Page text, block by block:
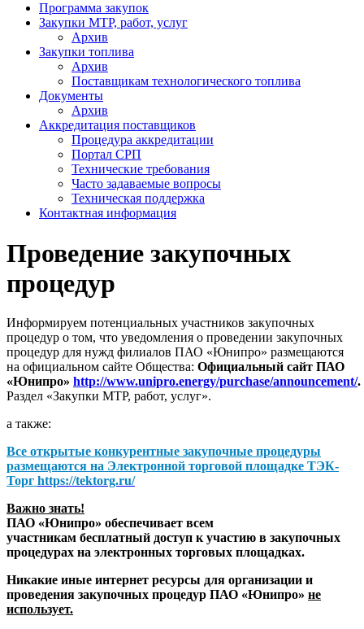
Программа закупок
Закупки МТР, работ, услуг
Архив
Закупки топлива
Архив
Поставщикам технологического топлива
Документы
Архив
Аккредитация поставщиков
Процедура аккредитации
Портал СРП
Технические требования
Часто задаваемые вопросы
Техническая поддержка
Контактная информация
Проведение закупочных
процедур
Информируем потенциальных участников закупочных
процедур о том, что уведомления о проведении закупочных
процедур для нужд филиалов ПАО «Юнипро» размещаются
на официальном сайте Общества: Официальный сайт ПАО
«Юнипро» http://www.unipro.energy/purchase/announcement/.
Раздел «Закупки МТР, работ, услуг».
а также:
Все открытые конкурентные закупочные процедуры
размещаются на Электронной торговой площадке ТЭК-
Торг https://tektorg.ru/
Важно знать!
ПАО «Юнипро» обеспечивает всем
участникам бесплатный доступ к участию в закупочных
процедурах на электронных торговых площадках.
Никакие иные интернет ресурсы для организации и
проведения закупочных процедур ПАО «Юнипро» не
использует.